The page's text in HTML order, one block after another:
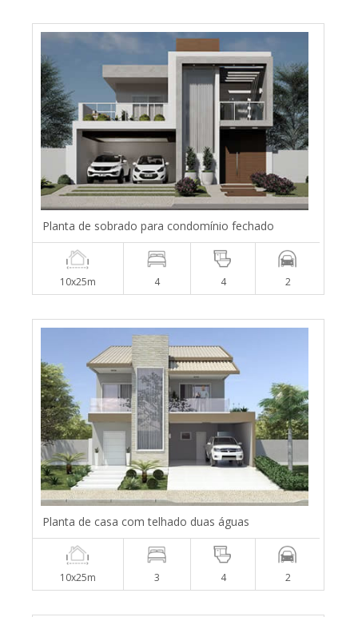
Planta de sobrado para condomínio fechado
10x25m 4 4 2
Planta de casa com telhado duas águas
10x25m 3 4 2